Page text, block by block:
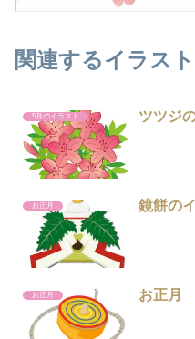
関連するイラスト
5月のイラスト ツツジ
お正月 鏡餅の
お正月 お正月